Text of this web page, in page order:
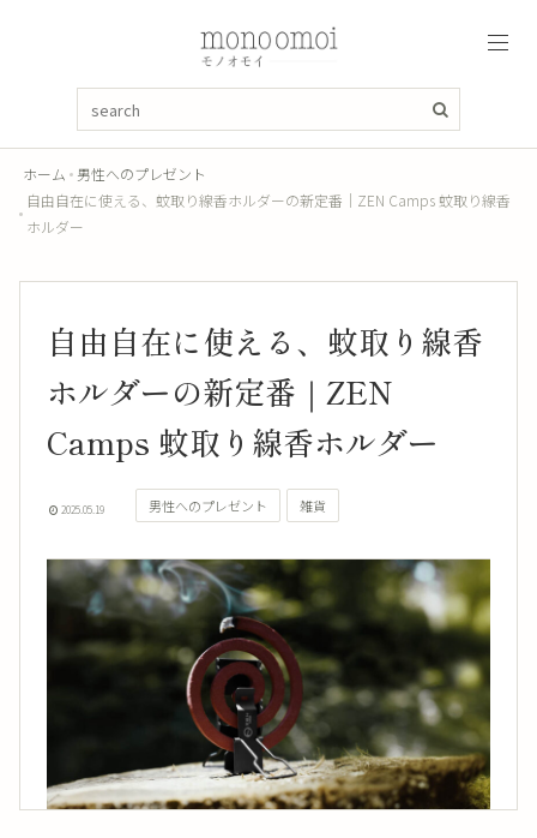
ホーム
男性へのプレゼント
自由自在に使える、蚊取り線香ホルダーの新定番｜ZEN Camps 蚊取り線香
ホルダー
自由自在に使える、蚊取り線香
ホルダーの新定番｜ZEN
Camps 蚊取り線香ホルダー
2025.05.19 男性へのプレゼント 雑貨